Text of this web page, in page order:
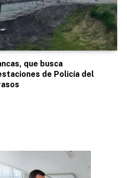
que busca
de Policía del